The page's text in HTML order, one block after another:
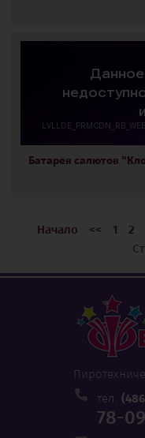
Батарея салютов
Начало << 1 2
тел.
78-